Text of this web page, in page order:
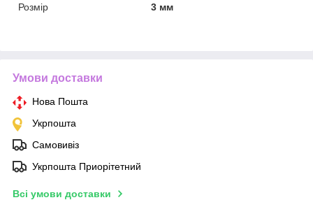
Розмір
3 мм
Умови доставки
Нова Пошта
Укрпошта
Самовивіз
Укрпошта Приорітетний
Всі умови доставки